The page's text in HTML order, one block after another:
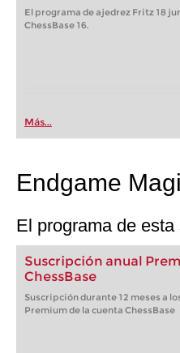
El programa de ajedrez Fritz 18
ChessBase 16.
Más...
Endgame
El programa de esta
Suscripción anual
ChessBase
Suscripción durante 12 meses a
Premium de la cuenta ChessBase